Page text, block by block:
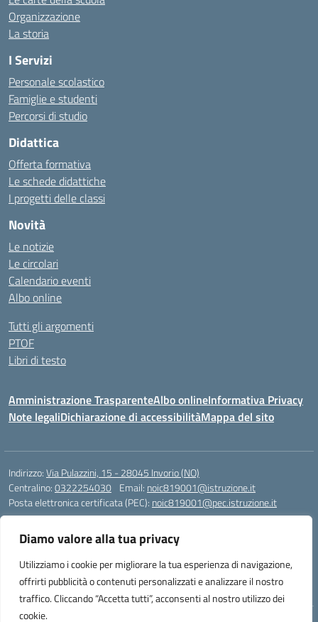
Diamo valore alla tua privacy
Utilizziamo i cookie per migliorare la tua esperienza di navigazione,
offrirti pubblicità o contenuti personalizzati e analizzare il nostro
traffico. Cliccando “Accetta tutti”, acconsenti al nostro utilizzo dei
cookie.
Organizzazione
La storia
I Servizi
Personale scolastico
Famiglie e studenti
Percorsi di studio
Didattica
Offerta formativa
Le schede didattiche
I progetti delle classi
Novità
Le notizie
Le circolari
Calendario eventi
Albo online
Tutti gli argomenti
PTOF
Libri di testo
Amministrazione TrasparenteAlbo onlineInformativa Privacy
Note legaliDichiarazione di accessibilitàMappa del sito
Indirizzo:Via Pulazzini, 15 - 28045 Invorio (NO)
Centralino:0322254030 Email: noic819001@istruzione.it
Posta elettronica certificata (PEC): noic819001@pec.istruzione.it
Codice meccanografico:NOIC819001
Codice Indice delle Pubbliche Amministrazioni (IPA): istsc_noic819001
Codice unico di fatturazione (CUF): UFZ9M3